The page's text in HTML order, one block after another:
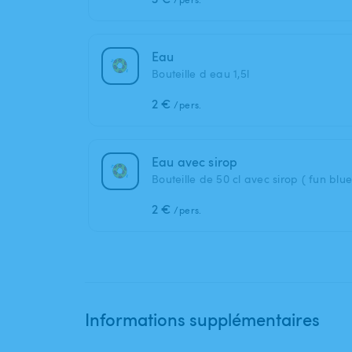
Eau
Bouteille d eau 1,5l
2 € /pers.
Eau avec sirop
Bouteille de 50 cl avec sirop ( fun
2 € /pers.
Informations supplémentaires